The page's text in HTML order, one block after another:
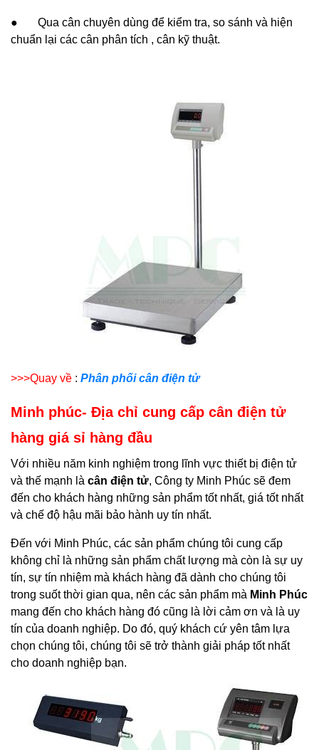
● Qua cân chuyên dùng để kiểm tra, so sánh và hiện
chuẩn lại các cân phân tích , cân kỹ thuật.
>>>Quay về : Phân phối cân điện tử
Minh phúc- Địa chỉ cung cấp cân điện tử
hàng giá sỉ hàng đầu
Với nhiều năm kinh nghiệm trong lĩnh vực thiết bị điện tử
và thế mạnh là cân điện tử, Công ty Minh Phúc sẽ đem
đến cho khách hàng những sản phẩm tốt nhất, giá tốt nhất
và chế độ hậu mãi bảo hành uy tín nhất.
Đến với Minh Phúc, các sản phẩm chúng tôi cung cấp
không chỉ là những sản phẩm chất lượng mà còn là sự uy
tín, sự tín nhiệm mà khách hàng đã dành cho chúng tôi
trong suốt thời gian qua, nên các sản phẩm mà Minh Phúc
mang đến cho khách hàng đó cũng là lời cảm ơn và là uy
tín của doanh nghiệp. Do đó, quý khách cứ yên tâm lựa
chọn chúng tôi, chúng tôi sẽ trở thành giải pháp tốt nhất
cho doanh nghiệp bạn.